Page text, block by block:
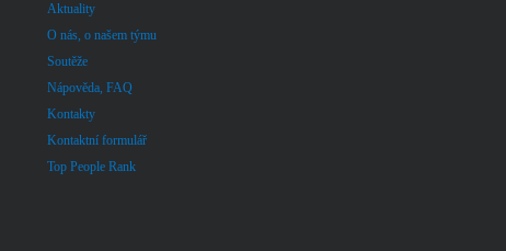
Aktuality
O nás, o našem týmu
Soutěže
Nápověda, FAQ
Kontakty
Kontaktní formulář
Top People Rank